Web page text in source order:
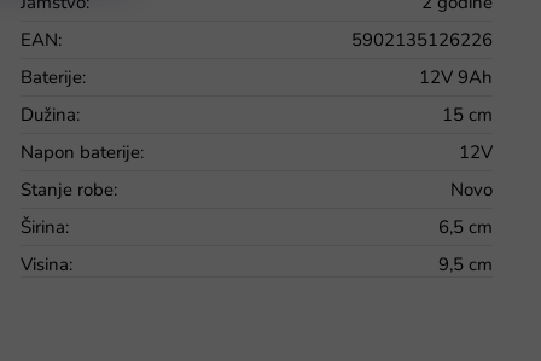
EAN:
5902135126226
Baterije:
12V 9Ah
Dužina:
15 cm
Napon baterije:
12V
Stanje robe:
Novo
Širina:
6,5 cm
Visina: 9,5 cm